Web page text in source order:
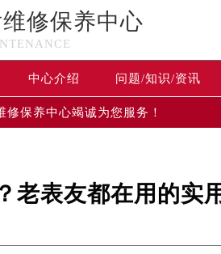
修保养中心
中心介绍 问题/知识/资讯
修保养中心竭诚为您服务！
老表友都在用的实